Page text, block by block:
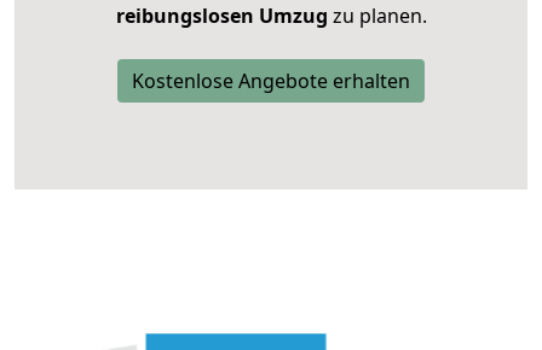
reibungslosen Umzug zu planen.
Kostenlose Angebote erhalten